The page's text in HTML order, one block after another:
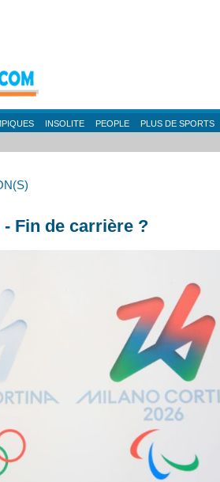
INSOLITE PEOPLE PLUS DE SPORTS
Fin de carrière ?